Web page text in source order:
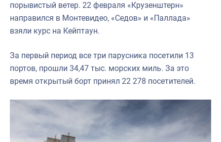
порывистый ветер. 22 февраля «Крузенштерн»
направился в Монтевидео, «Седов» и «Паллада»
взяли курс на Кейптаун.
За первый период все три парусника посетили 13
портов, прошли 34,47 тыс. морских миль. За это
время открытый борт принял 22 278 посетителей.